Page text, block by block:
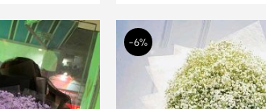
-6%